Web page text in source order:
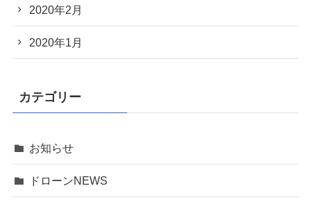
2020年2月
2020年1月
カテゴリー
お知らせ
ドローンNEWS